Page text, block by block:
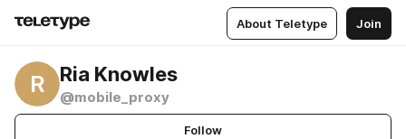
About Teletype Join
R Ria Knowles
@mobile_proxy
Follow